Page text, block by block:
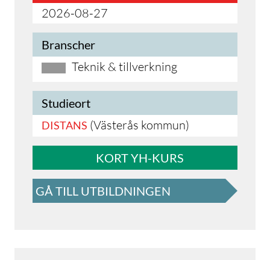
2026-08-27
Branscher
Teknik & tillverkning
Studieort
DISTANS (Västerås kommun)
KORT YH-KURS
GÅ TILL UTBILDNINGEN